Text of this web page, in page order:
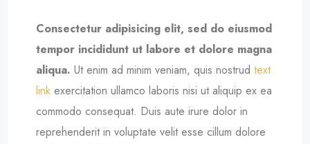
Consectetur adipisicing elit, sed do eiusmod
tempor incididunt ut labore et dolore magna
aliqua. Ut enim ad minim veniam, quis nostrud text
link exercitation ullamco laboris nisi ut aliquip ex ea
commodo consequat. Duis aute irure dolor in
reprehenderit in voluptate velit esse cillum dolore